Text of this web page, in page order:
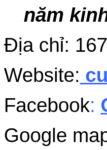
năm
Địa chỉ:
Website:
Facebook:
Google